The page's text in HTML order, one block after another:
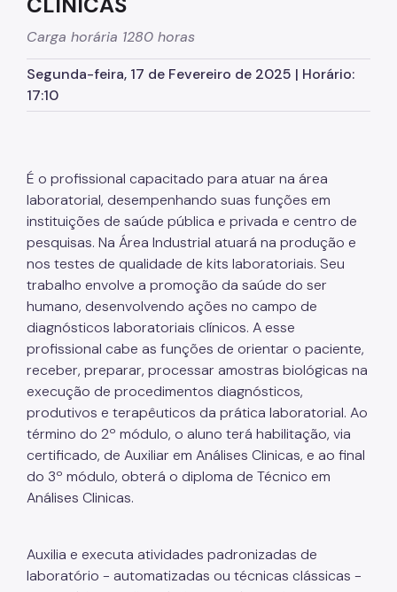
CFC Cidade Tiradentes
ETSP Prof Makiguti
Carga horária 1280 horas
Segunda-feira, 17 de Fevereiro de 2025 | Horário:
17:10
É o profissional capacitado para atuar na área
laboratorial, desempenhando suas funções em
instituições de saúde pública e privada e centro de
pesquisas. Na Área Industrial atuará na produção e
nos testes de qualidade de kits laboratoriais. Seu
trabalho envolve a promoção da saúde do ser
humano, desenvolvendo ações no campo de
diagnósticos laboratoriais clínicos. A esse
profissional cabe as funções de orientar o paciente,
receber, preparar, processar amostras biológicas na
execução de procedimentos diagnósticos,
produtivos e terapêuticos da prática laboratorial. Ao
término do 2º módulo, o aluno terá habilitação, via
certificado, de Auxiliar em Análises Clinicas, e ao final
do 3º módulo, obterá o diploma de Técnico em
Análises Clinicas.
Auxilia e executa atividades padronizadas de
laboratório - automatizadas ou técnicas clássicas -